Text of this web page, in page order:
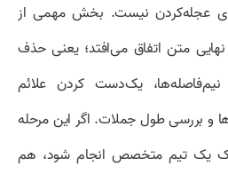
عجله‌کردن نیست. بخش مهمی از
متن اتفاق می‌افتد؛ یعنی حذف
یک‌دست کردن علائم
و بررسی طول جملات. اگر این مرحله
کمک یک تیم متخصص انجام شود، هم